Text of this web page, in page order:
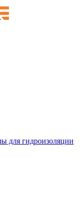
для гидроизоляции